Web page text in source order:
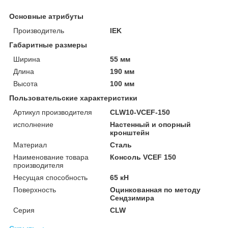
Основные атрибуты
Производитель
IEK
Габаритные размеры
Ширина
55 мм
Длина
190 мм
Высота
100 мм
Пользовательские характеристики
Артикул производителя
CLW10-VCEF-150
исполнение
Настенный и опорный
кронштейн
Материал
Сталь
Наименование товара
производителя
Консоль VCEF 150
Несущая способность
65 кН
Поверхность
Оцинкованная по методу
Сендзимира
Серия
CLW